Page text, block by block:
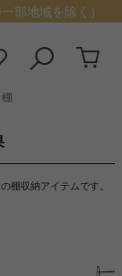
部地域を除く）
棚収納アイテムです。